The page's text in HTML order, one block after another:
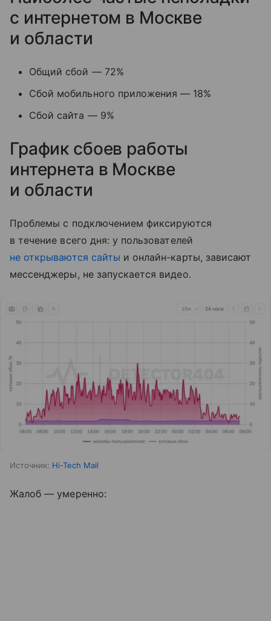
с интернетом в Москве
и области
Общий сбой — 72%
Сбой мобильного приложения — 18%
Сбой сайта — 9%
График сбоев работы
интернета в Москве
и области
Проблемы с подключением фиксируются
в течение всего дня: у пользователей
не открываются сайты и онлайн-карты, зависают
мессенджеры, не запускается видео.
Источник: Hi-Tech Mail
Жалоб — умеренно: